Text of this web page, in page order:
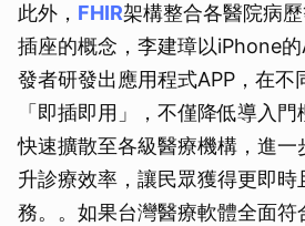
此外， FHIR架構整合各醫院病
插座的概念，李建璋以iPhone
發者研發出應用程式APP，在不
「即插即用」，不僅降低導入
快速擴散至各級醫療機構，進一
升診療效率，讓民眾獲得更即時
務。。如果台灣醫療軟體全面符